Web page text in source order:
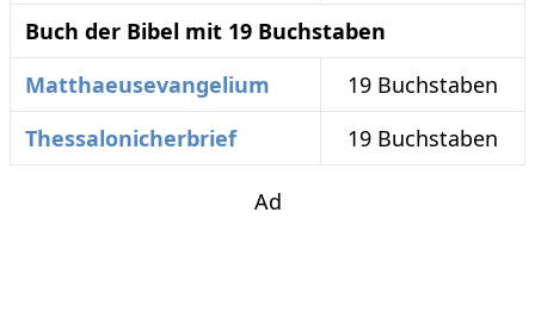
Buch der Bibel mit 19 Buchstaben
Matthaeusevangelium
19 Buchstaben
Thessalonicherbrief
19 Buchstaben
Ad